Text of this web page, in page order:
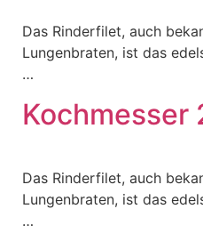
Das Rinderfilet, auch
Lungenbraten, ist das
…
Kochmesser
Das Rinderfilet, auch
Lungenbraten, ist das
…